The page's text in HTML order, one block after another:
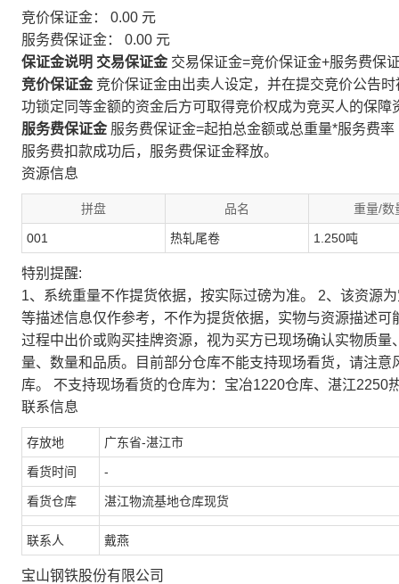
竞价保证金： 0.00 元
服务费保证金： 0.00 元
保证金说明 交易保证金 交易保证金=竞价保证金+服务费保
竞价保证金 竞价保证金由出卖人设定，并在提交竞价公告
功锁定同等金额的资金后方可取得竞价权成为竞买人的保障
服务费保证金 服务费保证金=起拍总金额或总重量*服务费率
服务费扣款成功后，服务费保证金释放。
资源信息
拼盘 品名 重量/数
001 热轧尾卷 1.250吨
特别提醒:
1、系统重量不作提货依据，按实际过磅为准。 2、该资源
等描述信息仅作参考，不作为提货依据，实物与资源描述
过程中出价或购买挂牌资源，视为买方已现场确认实物质
量、数量和品质。目前部分仓库不能支持现场看货，请注
库。 不支持现场看货的仓库为：宝冶1220仓库、湛江2250
联系信息
存放地 广东省-湛江市
看货时间 -
看货仓库 湛江物流基地仓库现货
联系人 戴燕
宝山钢铁股份有限公司